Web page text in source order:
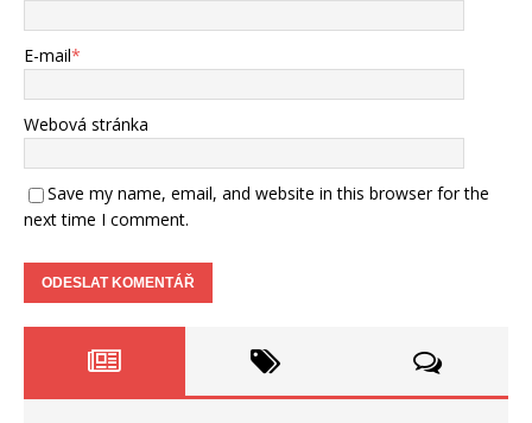
E-mail*
Webová stránka
Save my name, email, and website in this browser for the
next time I comment.